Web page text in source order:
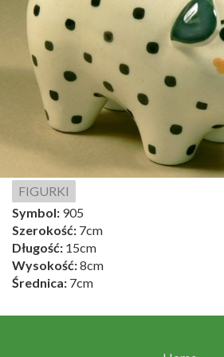
FIGURKI
Symbol: 905
Szerokość: 7cm
Długość: 15cm
Wysokość:8cm
Średnica: 7cm